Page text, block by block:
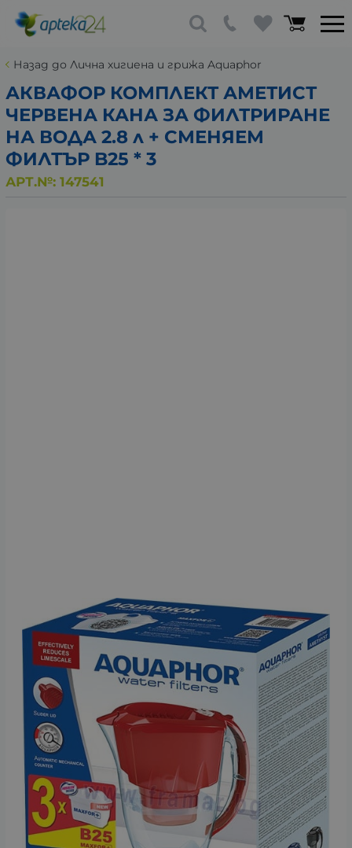
Назад до Лична хигиена и грижа Aquaphor
АКВАФОР КОМПЛЕКТ АМЕТИСТ
ЧЕРВЕНА КАНА ЗА ФИЛТРИРАНЕ
НА ВОДА 2.8 л + СМЕНЯЕМ
ФИЛТЪР B25 * 3
АРТ.№: 147541